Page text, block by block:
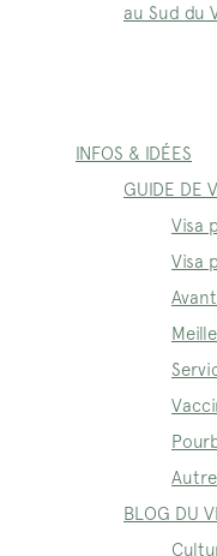
au Sud du
INFOS & IDÉES
GUIDE DE
Visa
Visa
BLOG DU